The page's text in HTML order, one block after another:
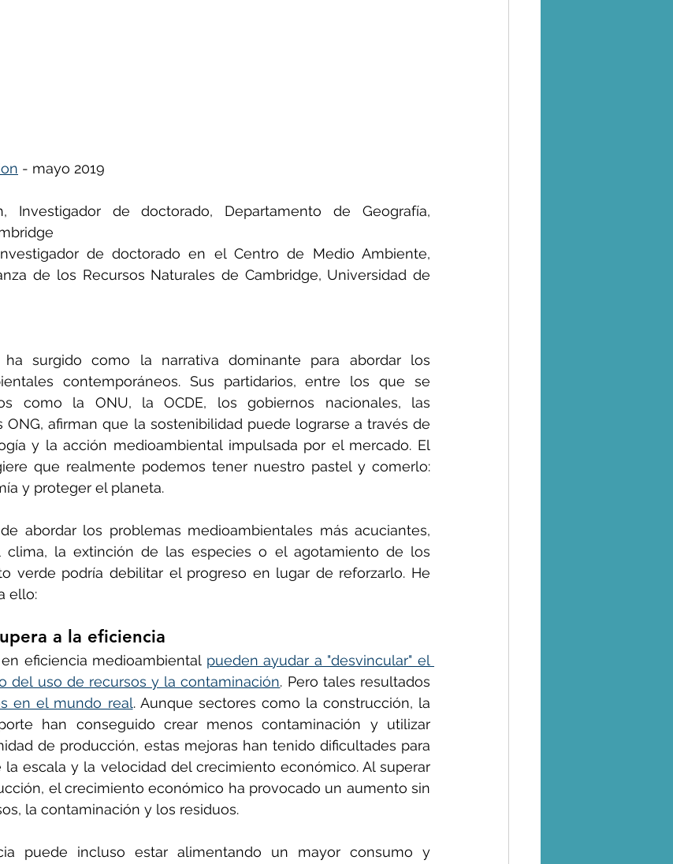
- mayo 2019
Investigador de doctorado, Departamento de Geografía,
de doctorado en el Centro de Medio Ambiente,
de los Recursos Naturales de Cambridge, Universidad de
surgido como la narrativa dominante para abordar los
contemporáneos. Sus partidarios, entre los que se
como la ONU, la OCDE, los gobiernos nacionales, las
ONG, afirman que la sostenibilidad puede lograrse a través de
y la acción medioambiental impulsada por el mercado. El
que realmente podemos tener nuestro pastel y comerlo:
y proteger el planeta.
abordar los problemas medioambientales más acuciantes,
la extinción de las especies o el agotamiento de los
verde podría debilitar el progreso en lugar de reforzarlo. He
ello:
a la eficiencia
eficiencia medioambiental pueden ayudar a "desvincular" el
del uso de recursos y la contaminación
en el mundo real. Aunque sectores como la construcción, la
han conseguido crear menos contaminación y utilizar
de producción, estas mejoras han tenido dificultades para
escala y la velocidad del crecimiento económico. Al superar
el crecimiento económico ha provocado un aumento sin
la contaminación y los residuos.
puede incluso estar alimentando un mayor consumo y